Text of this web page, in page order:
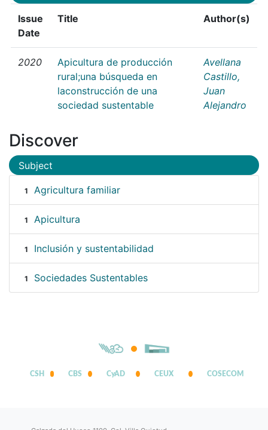
Issue
Date
Title Author(s)
2020
Apicultura de producción
rural;una búsqueda en
laconstrucción de una
sociedad sustentable
Avellana
Castillo,
Juan
Alejandro
Discover
Subject
1 Agricultura familiar
1 Apicultura
1 Inclusión y sustentabilidad
1 Sociedades Sustentables
CSH CBS CyAD CEUX COSECOM